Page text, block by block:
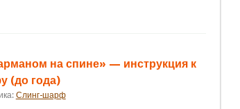
на спине» — инструкция к
(до года)
Слинг-шарф